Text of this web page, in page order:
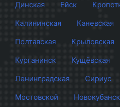
Динская
Ейск
Калининская
Каневская
Полтавская
Крыловская
Курганинск
Кущёвская
Ленинградская
Сириус
Мостовской
Новокубанск